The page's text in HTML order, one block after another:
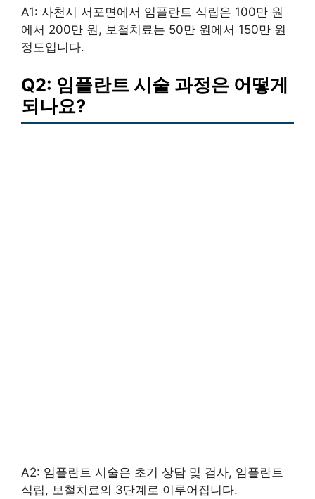
A1: 사천시 서포면에서 임플란트 식립은 100만 원
에서 200만 원, 보철치료는 50만 원에서 150만 원
정도입니다.
Q2: 임플란트 시술 과정은 어떻게
되나요?
A2: 임플란트 시술은 초기 상담 및 검사, 임플란트
식립, 보철치료의 3단계로 이루어집니다.